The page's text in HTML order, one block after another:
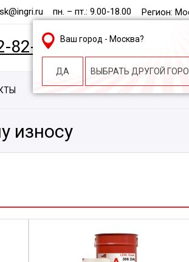
пн. – пт.: 9.00-18.00 Регион:
Ваш город - Москва?
ДА ВЫБРАТЬ ДРУГОЙ
82-62
износу